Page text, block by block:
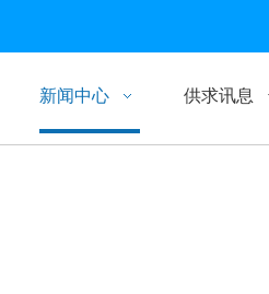
新闻中心 供求讯息